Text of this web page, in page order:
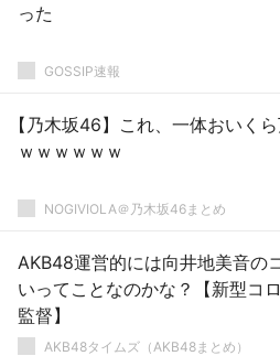
った
GOSSIP速報
【乃木坂46】これ、一体おいく
ｗｗｗｗｗｗ
NOGIVIOLA＠乃木坂46まとめ
AKB48運営的には向井地美音の
いってことなのかな？【新型コ
監督】
AKB48タイムズ（AKB48まとめ）